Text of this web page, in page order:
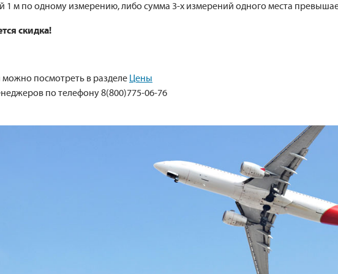
по одному измерению, либо сумма 3-х измерений одного места
скидка!
посмотреть в разделе Цены
по телефону 8(800)775-06-76